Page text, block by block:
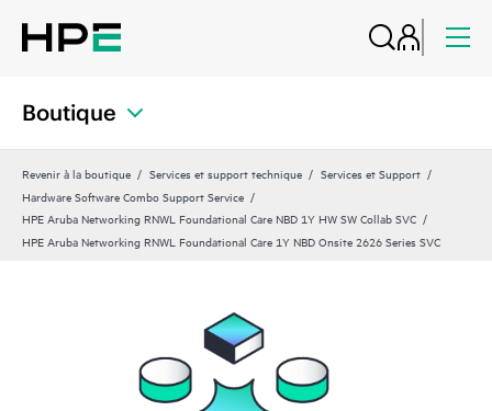
Boutique
Revenir à la boutique Services et support technique
Services et Support
Hardware Software Combo Support Service
HPE Aruba Networking RNWL Foundational Care NBD 1Y HW SW Collab SVC
HPE Aruba Networking RNWL Foundational Care 1Y NBD Onsite 2626 Series SVC